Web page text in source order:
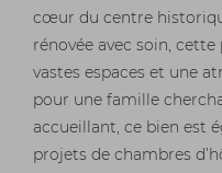
cœur du centre
rénovée avec soin,
vastes espaces et une
pour une famille
accueillant, ce bien est
projets de chambres